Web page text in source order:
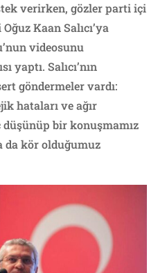
verirken, gözler parti içi
Kaan Salıcı’ya
videosunu
yaptı. Salıcı’nın
göndermeler vardı:
hataları ve ağır
düşünüp bir konuşmamız
da kör olduğumuz